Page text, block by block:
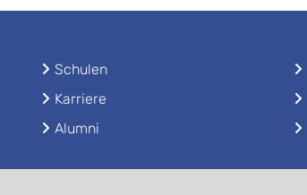
Schulen
Karriere
Alumni